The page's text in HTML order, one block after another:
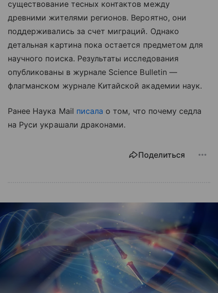
существование тесных контактов между
древними жителями регионов. Вероятно, они
поддерживались за счет миграций. Однако
детальная картина пока остается предметом для
научного поиска. Результаты исследования
опубликованы в журнале Science Bulletin —
флагманском журнале Китайской академии наук.
Ранее Наука Mail писала о том, что почему седла
на Руси украшали драконами.
Поделиться